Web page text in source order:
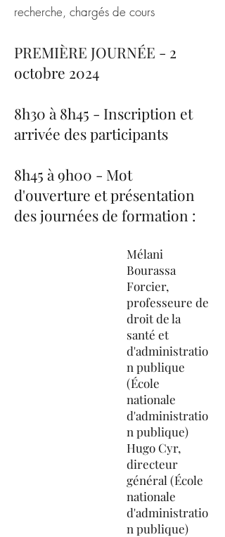
recherche, chargés de cours
PREMIÈRE JOURNÉE - 2
octobre 2024
8h30 à 8h45 - Inscription et
arrivée des participants
8h45 à 9h00 - Mot
d'ouverture et présentation
des journées de formation :
Mélani
Bourassa
Forcier,
professeure de
droit de la
santé et
d'administratio
n publique
(École
nationale
d'administratio
n publique)
Hugo Cyr,
directeur
général (École
nationale
d'administratio
n publique)